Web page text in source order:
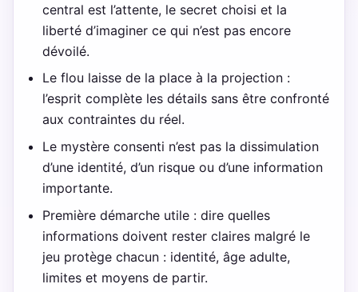
central est l’attente, le secret choisi et la
liberté d’imaginer ce qui n’est pas encore
dévoilé.
Le flou laisse de la place à la projection :
l’esprit complète les détails sans être confronté
aux contraintes du réel.
Le mystère consenti n’est pas la dissimulation
d’une identité, d’un risque ou d’une information
importante.
Première démarche utile : dire quelles
informations doivent rester claires malgré le
jeu protège chacun : identité, âge adulte,
limites et moyens de partir.